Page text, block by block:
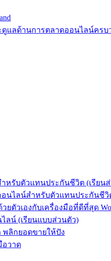
ดูแลด้านการตลาดออนไลน์ครบ
หรับตัวแทนประกันชีวิต (เรียน
นไลน์สำหรับตัวแทนประกันชีวิ
ยตัวเองกับเครื่องมือที่ดีที่สุด
ลน์ (เรียนแบบส่วนตัว)
พลิกยอดขายให้ปัง
อวาด